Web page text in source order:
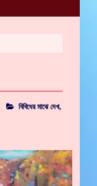
বিবিধের মাঝে দেখ,